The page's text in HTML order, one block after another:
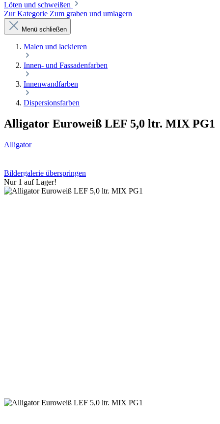
Löten und schweißen
Zur Kategorie Zum graben und umlagern
Menü schließen
Malen und lackieren
Innen- und Fassadenfarben
Innenwandfarben
Dispersionsfarben
Alligator Euroweiß LEF 5,0 ltr. MIX PG1
Alligator
Bildergalerie überspringen
Nur 1 auf Lager!